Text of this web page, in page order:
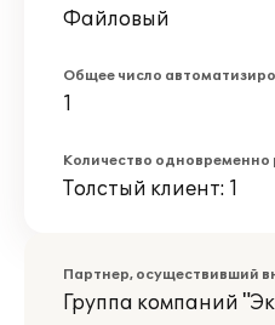
Файловый
Общее число
1
Количество
Толстый клиент: 1
Партнер, осуществивший
Группа компаний